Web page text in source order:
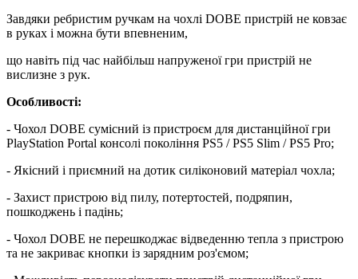
Завдяки ребристим ручкам на чохлі DOBE пристрій не ковзає
в руках і можна бути впевненим,
що навіть під час найбільш напруженої гри пристрій не
вислизне з рук.
Особливості:
- Чохол DOBE сумісний із пристроєм для дистанційної гри
PlayStation Portal консолі покоління PS5 / PS5 Slim / PS5 Pro;
- Якісний і приємний на дотик силіконовий матеріал чохла;
- Захист пристрою від пилу, потертостей, подряпин,
пошкоджень і падінь;
- Чохол DOBE не перешкоджає відведенню тепла з пристрою
та не закриває кнопки із зарядним роз'ємом;